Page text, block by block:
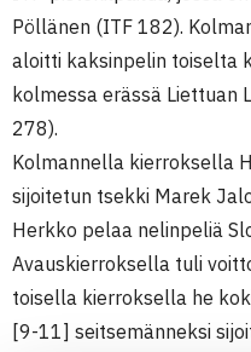
Pöllänen (ITF 182).
aloitti kaksinpelin toiselta
kolmessa erässä Liettuan
278).
Kolmannella kierroksella
sijoitetun tsekki Marek
Herkko pelaa nelinpeliä
Avauskierroksella tuli
toisella kierroksella he
[9-11] seitsemänneksi